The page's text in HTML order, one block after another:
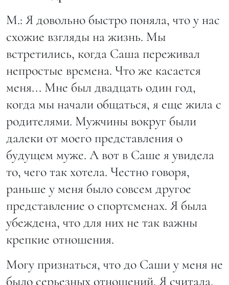
М.: Я довольно быстро поняла, что у нас
схожие взгляды на жизнь. Мы
встретились, когда Саша переживал
непростые времена. Что же касается
меня... Мне был двадцать один год,
когда мы начали общаться, я еще жила с
родителями. Мужчины вокруг были
далеки от моего представления о
будущем муже. А вот в Саше я увидела
то, чего так хотела. Честно говоря,
раньше у меня было совсем другое
представление о спортсменах. Я была
убеждена, что для них не так важны
крепкие отношения.
Могу признаться, что до Саши у меня не
было серьезных отношений. Я считала,